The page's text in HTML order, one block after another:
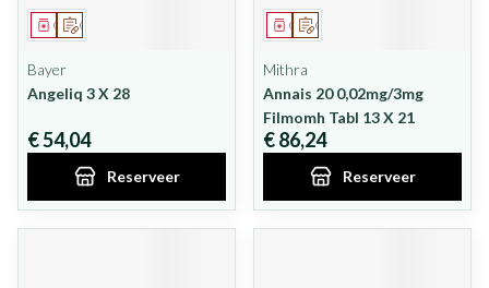
Op voorschrift
Geneesmiddel
Bayer
Angeliq 3 X 28
€ 54,04
Reserveer
Op voorschrift
Geneesmiddel
Mithra
Annais 20 0,02mg/3mg
Filmomh Tabl 13 X 21
€ 86,24
Reserveer